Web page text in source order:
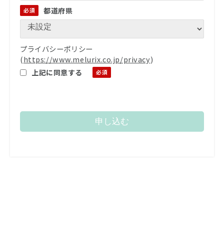
都道府県
プライバシーポリシー
(https://www.melurix.co.jp/privacy)
上記に同意する